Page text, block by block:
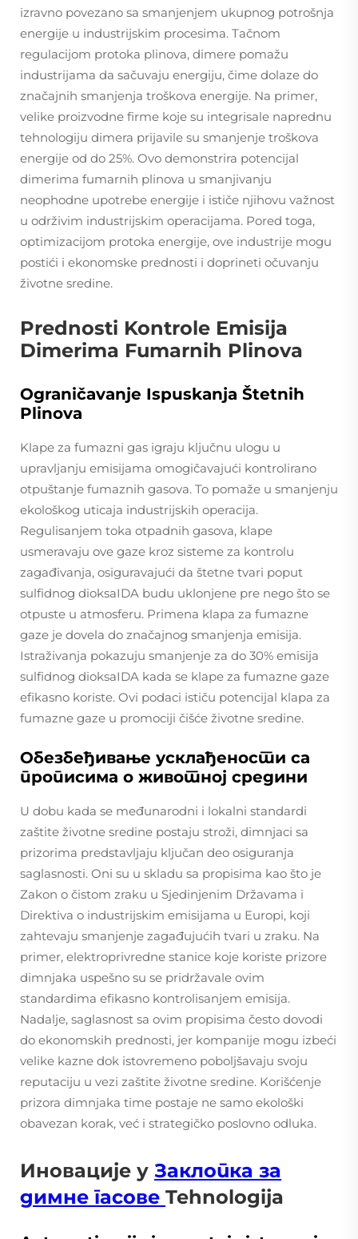
izravno povezano sa smanjenjem ukupnog potrošnja
energije u industrijskim procesima. Tačnom
regulacijom protoka plinova, dimere pomažu
industrijama da sačuvaju energiju, čime dolaze do
značajnih smanjenja troškova energije. Na primer,
velike proizvodne firme koje su integrisale naprednu
tehnologiju dimera prijavile su smanjenje troškova
energije od do 25%. Ovo demonstrira potencijal
dimerima fumarnih plinova u smanjivanju
neophodne upotrebe energije i ističe njihovu važnost
u održivim industrijskim operacijama. Pored toga,
optimizacijom protoka energije, ove industrije mogu
postići i ekonomske prednosti i doprineti očuvanju
životne sredine.
Prednosti Kontrole Emisija
Dimerima Fumarnih Plinova
Ograničavanje Ispuskanja Štetnih
Plinova
Klape za fumazni gas igraju ključnu ulogu u
upravljanju emisijama omogičavajući kontrolirano
otpuštanje fumaznih gasova. To pomaže u smanjenju
ekološkog uticaja industrijskih operacija.
Regulisanjem toka otpadnih gasova, klape
usmeravaju ove gaze kroz sisteme za kontrolu
zagađivanja, osiguravajući da štetne tvari poput
sulfidnog dioksaIDA budu uklonjene pre nego što se
otpuste u atmosferu. Primena klapa za fumazne
gaze je dovela do značajnog smanjenja emisija.
Istraživanja pokazuju smanjenje za do 30% emisija
sulfidnog dioksaIDA kada se klape za fumazne gaze
efikasno koriste. Ovi podaci ističu potencijal klapa za
fumazne gaze u promociji čišće životne sredine.
Обезбеђивање усклађености са
прописима о животној средини
U dobu kada se međunarodni i lokalni standardi
zaštite životne sredine postaju stroži, dimnjaci sa
prizorima predstavljaju ključan deo osiguranja
saglasnosti. Oni su u skladu sa propisima kao što je
Zakon o čistom zraku u Sjedinjenim Državama i
Direktiva o industrijskim emisijama u Europi, koji
zahtevaju smanjenje zagađujućih tvari u zraku. Na
primer, elektroprivredne stanice koje koriste prizore
dimnjaka uspešno su se pridržavale ovim
standardima efikasno kontrolisanjem emisija.
Nadalje, saglasnost sa ovim propisima često dovodi
do ekonomskih prednosti, jer kompanije mogu izbeći
velike kazne dok istovremeno poboljšavaju svoju
reputaciju u vezi zaštite životne sredine. Korišćenje
prizora dimnjaka time postaje ne samo ekološki
obavezan korak, već i strategičko poslovno odluka.
Иновације у Заклопка за
димне гасове Tehnologija